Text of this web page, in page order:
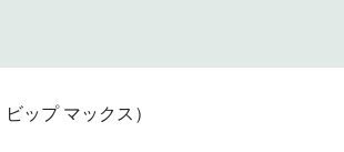
ップ マックス）